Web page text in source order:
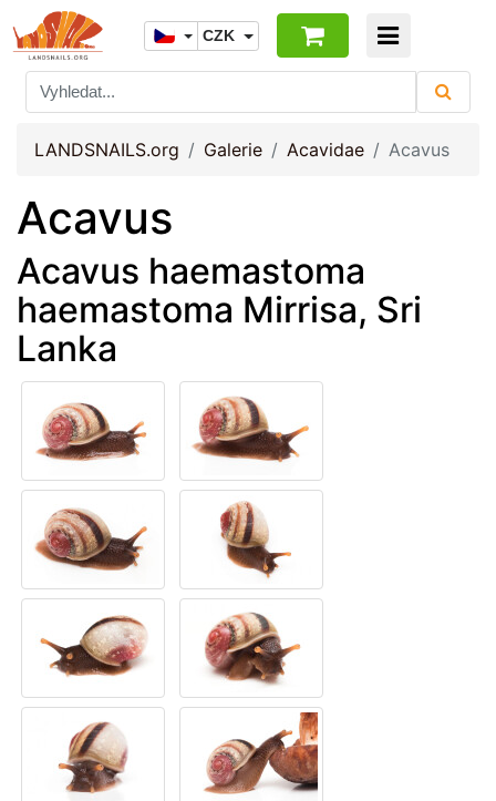
CZK
LANDSNAILS.org Galerie Acavidae Acavus
Acavus
Acavus haemastoma
haemastoma Mirrisa, Sri
Lanka